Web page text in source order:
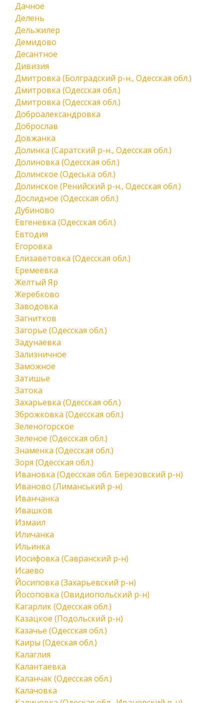
Дачное
Делень
Дельжилер
Демидово
Десантное
Дивизия
Дмитровка (Болградский р-н., Одесская обл.)
Дмитровка (Одесская обл.)
Дмитровка (Одесская обл.)
Доброалександровка
Доброслав
Довжанка
Долинка (Саратский р-н., Одесская обл.)
Долиновка (Одесская обл.)
Долинское (Одеська обл.)
Долинское (Ренийский р-н., Одесская обл.)
Дослидное (Одесская обл.)
Дубиново
Евгеневка (Одесская обл.)
Евтодия
Егоровка
Елизаветовка (Одесская обл.)
Еремеевка
Желтый Яр
Жеребково
Заводовка
Загнитков
Загорье (Одесская обл.)
Задунаевка
Зализничное
Заможное
Затишье
Затока
Захарьевка (Одесская обл.)
Зброжковка (Одесская обл.)
Зеленогорское
Зеленое (Одесская обл.)
Знаменка (Одесская обл.)
Зоря (Одесская обл.)
Ивановка (Одесская обл. Березовский р-н)
Иваново (Лиманський р-н)
Иванчанка
Ивашков
Измаил
Иличанка
Ильинка
Иосифовка (Савранский р-н)
Исаево
Йосиповка (Захарьевский р-н)
Йосоповка (Овидиопольский р-н)
Кагарлик (Одесская обл.)
Казацкое (Подольский р-н)
Казачье (Одесская обл.)
Каиры (Одеская обл.)
Калаглия
Калантаевка
Каланчак (Одесская обл.)
Калачовка